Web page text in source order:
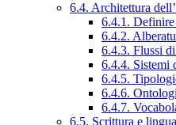
6.4. Architettura
6.4.1. Definire
6.4.2.
6.4.3. Flussi
6.4.4. Sistemi
6.4.5.
6.4.6.
6.4.7.
6.5. Scrittura e